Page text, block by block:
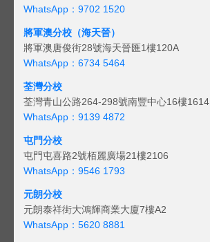
WhatsApp：9702 1520
將軍澳分校（海天晉）
將軍澳唐俊街28號海天晉匯1樓120A
WhatsApp：6734 5464
荃灣分校
荃灣青山公路264-298號南豐中心16樓1614
WhatsApp：9139 4872
屯門分校
屯門屯喜路2號栢麗廣場21樓2106
WhatsApp：9546 1793
元朗分校
元朗泰祥街大鴻輝商業大廈7樓A2
WhatsApp：5620 8881